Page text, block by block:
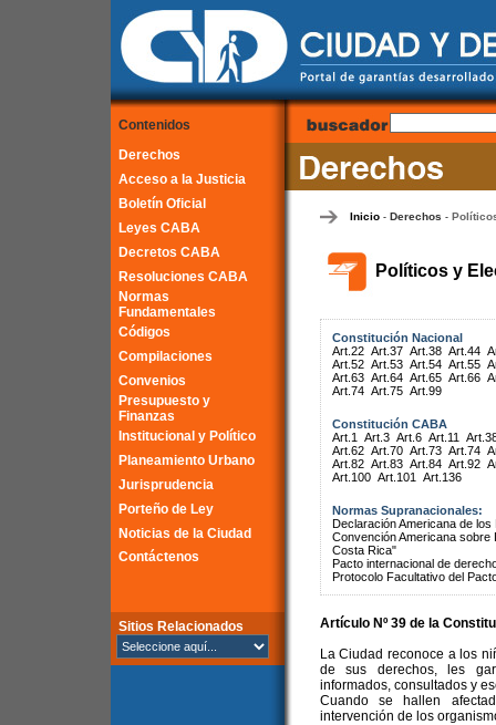
Contenidos
Derechos
Acceso a la Justicia
Boletín Oficial
Leyes CABA
Decretos CABA
Resoluciones CABA
Normas
Fundamentales
Códigos
Compilaciones
Convenios
Presupuesto y
Finanzas
Institucional y Político
Planeamiento Urbano
Jurisprudencia
Porteño de Ley
Noticias de la Ciudad
Contáctenos
Sitios Relacionados
Inicio- Derechos -
Políticos y
Constitución Nacional
Art.22 Art.37 Art.38 Art.44
Art.52 Art.53 Art.54 Art.55
Art.63 Art.64 Art.65 Art.66
Art.74 Art.75 Art.99
Constitución CABA
Art.1
Art.3 Art.6 Art.11
Art.62 Art.70 Art.73 Art.74
Art.82 Art.83 Art.84 Art.92
Art.100 Art.101 Art.136
Normas Supranacionales:
Declaración Americana de
Convención Americana
Costa Rica"
Pacto internacional de
Protocolo Facultativo del
Artículo Nº 39 de la
La Ciudad reconoce a los
de sus derechos, les
informados, consultados y
Cuando se hallen
intervención de los